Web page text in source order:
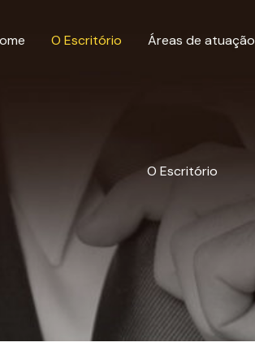
O Escritório Áreas de atuação
O Escritório